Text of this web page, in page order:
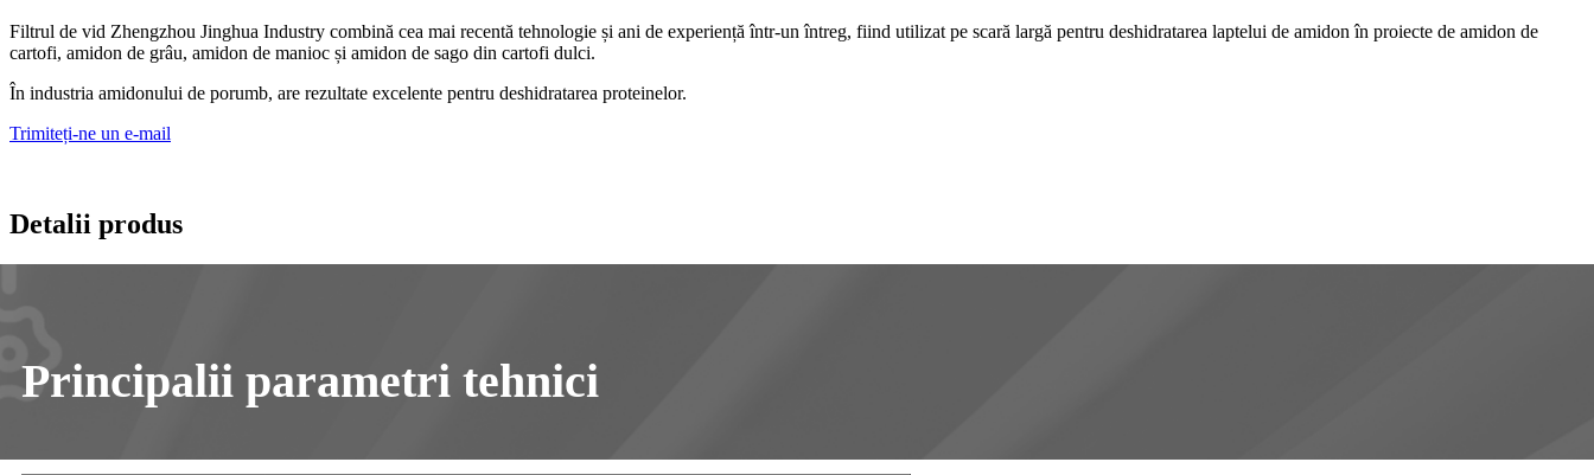
Filtrul de vid Zhengzhou Jinghua Industry combină cea mai recentă tehnologie și ani de experiență într-un întreg, fiind utilizat pe scară largă pentru deshidratarea laptelui de amidon în proiecte de amidon de
cartofi, amidon de grâu, amidon de manioc și amidon de sago din cartofi dulci.
În industria amidonului de porumb, are rezultate excelente pentru deshidratarea proteinelor.
Trimiteți-ne un e-mail
Detalii produs
Principalii parametri tehnici